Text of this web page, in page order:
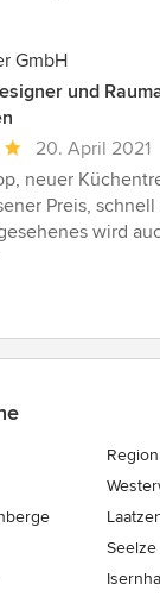
GmbH
und
20. April 2021
neuer
Preis,
wird
Seelze